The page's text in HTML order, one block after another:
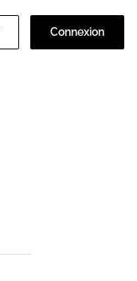
Connexion